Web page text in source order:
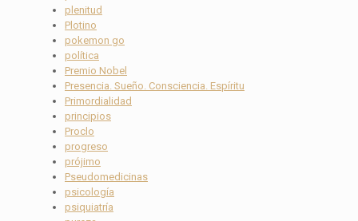
plenitud
Plotino
pokemon go
política
Premio Nobel
Presencia. Sueño. Consciencia. Espíritu
Primordialidad
principios
Proclo
progreso
prójimo
Pseudomedicinas
psicología
psiquiatría